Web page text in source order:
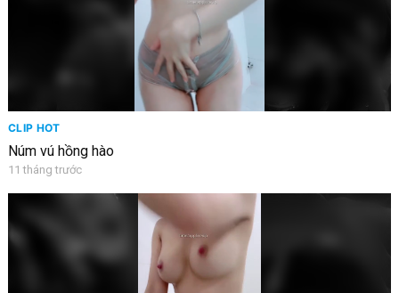
CLIP HOT
Núm vú hồng hào
11 tháng trước